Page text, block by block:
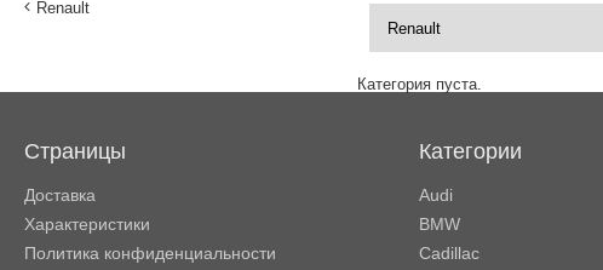
Renault
Категория пуста.
Страницы
Доставка
Характеристики
Политика конфиденциальности
Категории
Audi
BMW
Cadillac